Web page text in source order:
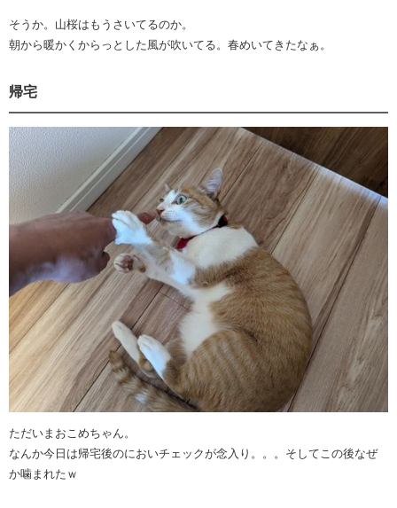
そうか。山桜はもうさいてるのか。
朝から暖かくからっとした風が吹いてる。春めいてきたなぁ。
帰宅
ただいまおこめちゃん。
なんか今日は帰宅後のにおいチェックが念入り。。。そしてこの後なぜ
か噛まれたｗ